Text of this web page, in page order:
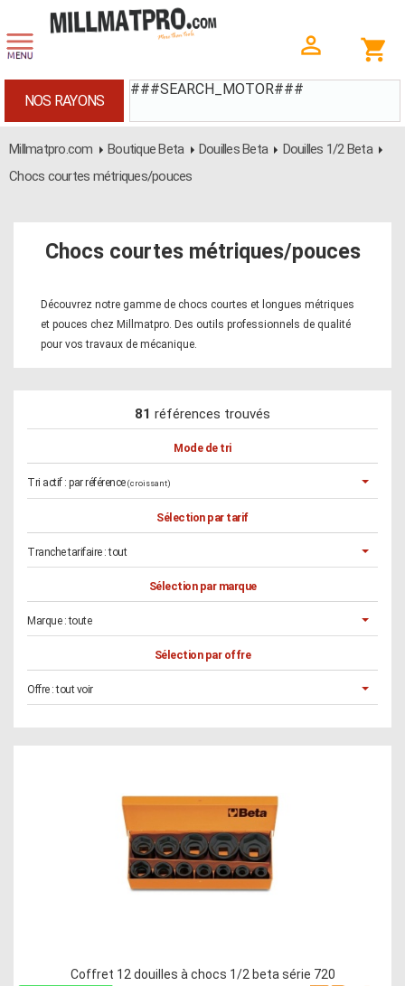
###SEARCH_MOTOR###
NOS RAYONS
Millmatpro.com Boutique Beta Douilles Beta
Douilles 1/2 Beta
Chocs courtes métriques/pouces
Chocs courtes métriques/pouces
Découvrez notre gamme de chocs courtes et longues métriques
et pouces chez Millmatpro. Des outils professionnels de qualité
pour vos travaux de mécanique.
81 références trouvés
Mode de tri
Tri actif : par référence (croissant)
Sélection par tarif
Tranche tarifaire :tout
Sélection par marque
Marque :toute
Sélection par offre
Offre :tout voir
Coffret 12 douilles à chocs 1/2 beta série 720